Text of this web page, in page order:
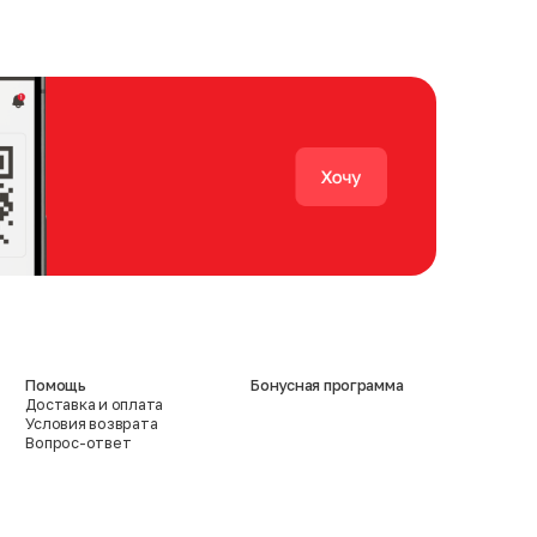
Помощь
Доставка и оплата
Условия возврата
Вопрос-ответ
Бонусная программа